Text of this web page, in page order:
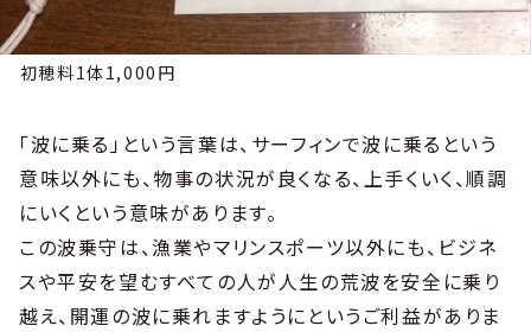
初穂料1体1,000円
「波に乗る」という言葉は、サーフィンで波に乗るという
意味以外にも、物事の状況が良くなる、上手くいく、順調
にいくという意味があります。
この波乗守は、漁業やマリンスポーツ以外にも、ビジネ
スや平安を望むすべての人が人生の荒波を安全に乗り
越え、開運の波に乗れますようにというご利益がありま